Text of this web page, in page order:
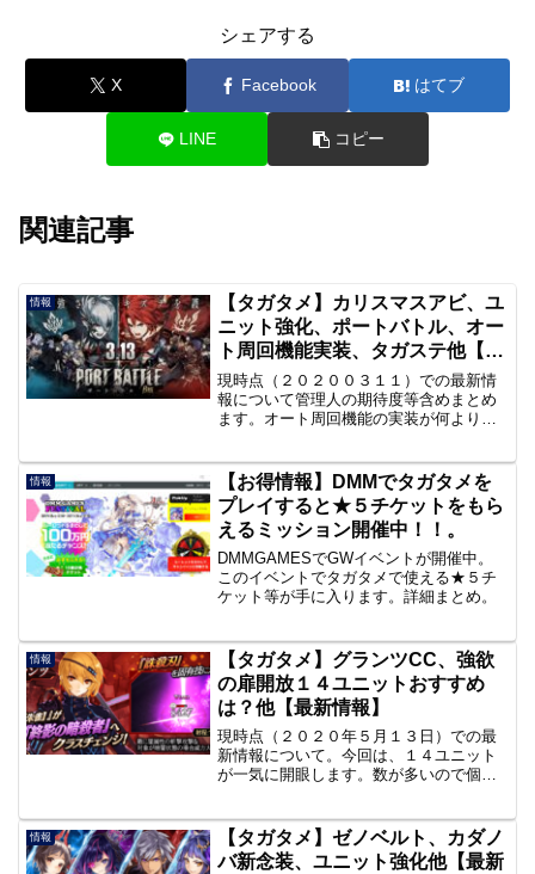
シェアする
X Facebook はてブ
LINE コピー
関連記事
情報
【タガタメ】カリスマスアビ、ユ
ニット強化、ポートバトル、オー
ト周回機能実装、タガステ他【最
新情報】
現時点（２０２００３１１）での最新情
報について管理人の期待度等含めまとめ
ます。オート周回機能の実装が何よりう
タメ、イベント復刻その他、ユニット強
化★『カリス』マスアビ習...
情報
【お得情報】DMMでタガタメを
プレイすると★５チケットをもら
えるミッション開催中！！。
DMMGAMESでGWイベントが開催中。
このイベントでタガタメで使える★５チ
ケット等が手に入ります。詳細まとめ。
情報
【タガタメ】グランツCC、強欲
の扉開放１４ユニットおすすめ
は？他【最新情報】
現時点（２０２０年５月１３日）での最
新情報について。今回は、１４ユニット
が一気に開眼します。数が多いので個人
CC、新ユニット『ラシェル』、強欲の扉
開放おすすめユニットグ...
情報
【タガタメ】ゼノベルト、カダノ
バ新念装、ユニット強化他【最新